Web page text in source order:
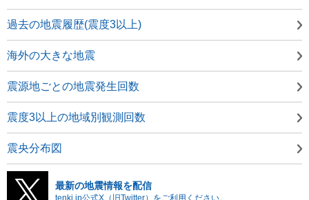
過去の地震履歴(震度3以上)
海外の大きな地震
震源地ごとの地震発生回数
震度3以上の地域別観測回数
震央分布図
最新の地震情報を配信
tenki.jp公式X（旧Twitter）をご利用ください。